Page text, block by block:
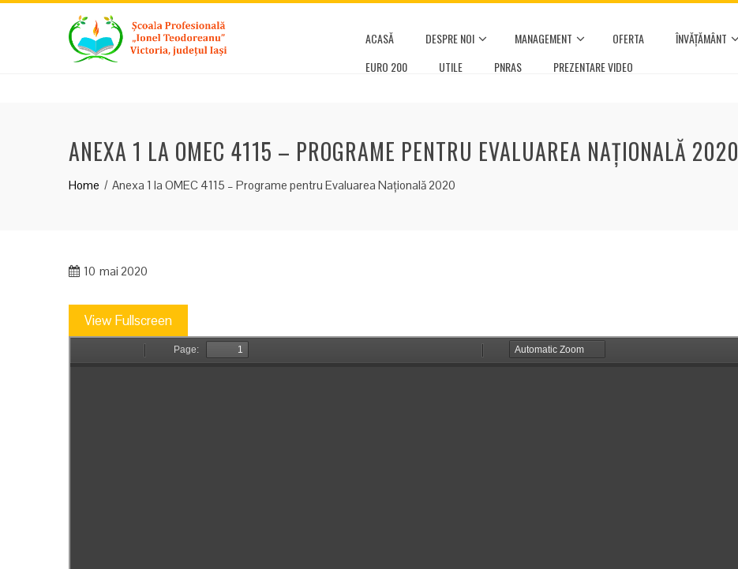
ACASĂ DESPRE NOI MANAGEMENT OFERTA ÎNVĂȚĂMÂNT
EURO 200
UTILE PNRAS PREZENTARE VIDEO
ANEXA 1 LA OMEC 4115 – PROGRAME PENTRU EVALUAREA NAȚIONALĂ 2020
Home Anexa 1 la OMEC 4115 – Programe pentru Evaluarea Națională 2020
10 mai 2020
View Fullscreen